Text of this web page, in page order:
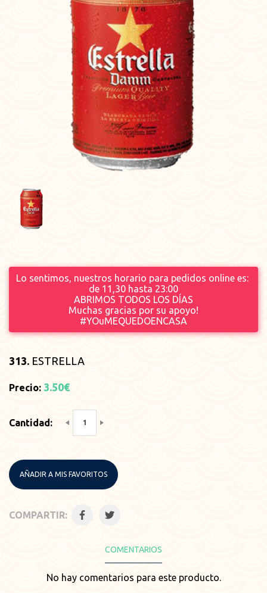
Lo sentimos, nuestros horario para pedidos online es:
de 11,30 hasta 23:00
ABRIMOS TODOS LOS DÍAS
Muchas gracias por su apoyo!
#YOuMEQUEDOENCASA
313. ESTRELLA
Precio: 3.50€
Cantidad:
AÑADIR A MIS FAVORITOS
COMPARTIR:
COMENTARIOS
No hay comentarios para este producto.